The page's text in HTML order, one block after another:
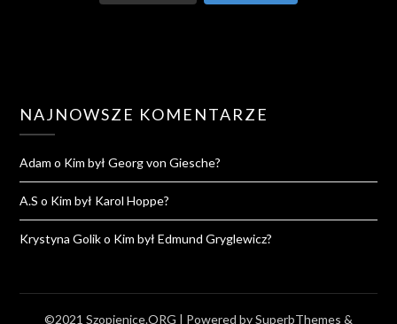
NAJNOWSZE KOMENTARZE
Adam o Kim był Georg von Giesche?
A.S o Kim był Karol Hoppe?
Krystyna Goliko Kim był Edmund Gryglewicz?
©2021 Szopienice.ORG | Powered bySuperbThemes &